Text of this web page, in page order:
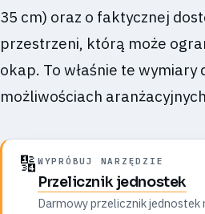
35 cm) oraz o faktycznej
przestrzeni, którą może
okap. To właśnie te wymiary
możliwościach
🔢 WYPRÓBUJ NARZĘDZIE
Przelicznik jednostek
Darmowy przelicznik jednostek